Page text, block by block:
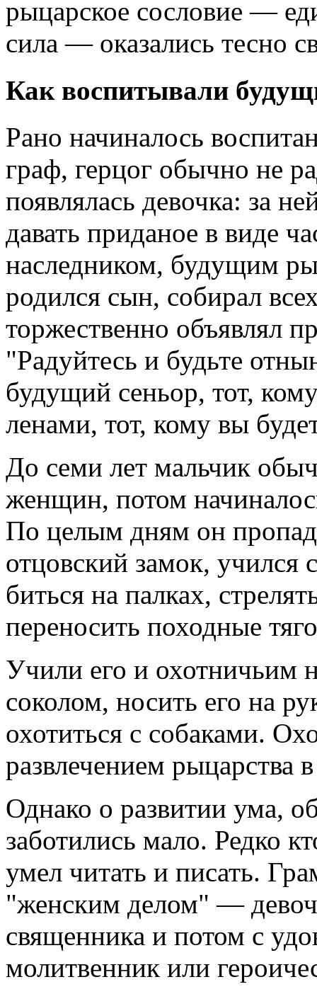
рыцарское сословие —
сила — оказались тесно
Как воспитывали
Рано начиналось
граф, герцог обычно не
появлялась девочка: за
давать приданое в виде
наследником, будущим
родился сын, собирал
торжественно объявлял
"Радуйтесь и будьте
будущий сеньор, тот,
ленами, тот, кому вы
До семи лет мальчик
женщин, потом
По целым дням он
отцовский замок, учился
биться на палках,
переносить походные
Учили его и охотничьим
соколом, носить его на
охотиться с собаками.
развлечением рыцарства
Однако о развитии ума,
заботились мало. Редко
умел читать и писать.
"женским делом" —
священника и потом с
молитвенник или